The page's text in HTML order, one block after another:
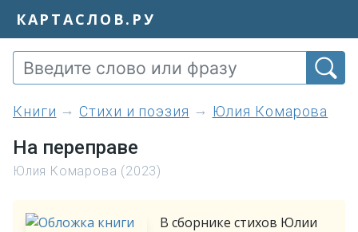
КАРТАСЛОВ.РУ
книги Стихи и поэзия Юлия Комарова
На переправе
Юлия Комарова (2023)
В сборнике стихов Юлии